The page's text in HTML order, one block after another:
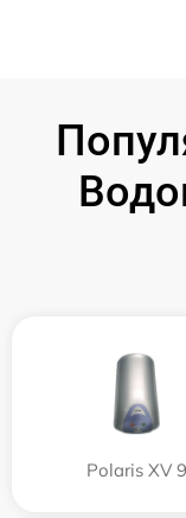
Polaris XV 9